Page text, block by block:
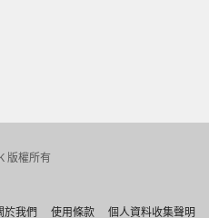
版權所有
於我們 使用條款 個人資料收集聲明